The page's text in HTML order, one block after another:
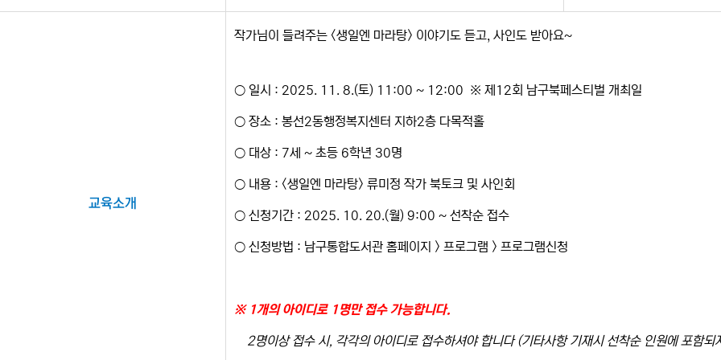
교육소개
작가님이 들려주는 <생일엔 마라탕> 이야기도 듣고, 사인도 받아요~
○ 일시 : 2025. 11. 8.(토) 11:00 ~ 12:00 ※ 제12회 남구북페스티벌 개최일
○ 장소 : 봉선2동행정복지센터 지하2층 다목적홀
○ 대상 : 7세 ~ 초등 6학년 30명
○ 내용 : <생일엔 마라탕> 류미정 작가 북토크 및 사인회
○ 신청기간 : 2025. 10. 20.(월) 9:00 ~ 선착순 접수
○ 신청방법 : 남구통합도서관 홈페이지 > 프로그램 > 프로그램신청
※ 1개의 아이디로 1명만 접수 가능합니다.
2명이상 접수 시, 각각의 아이디로 접수하셔야 합니다 (기타사항 기재시 선착순 인원에 포함되